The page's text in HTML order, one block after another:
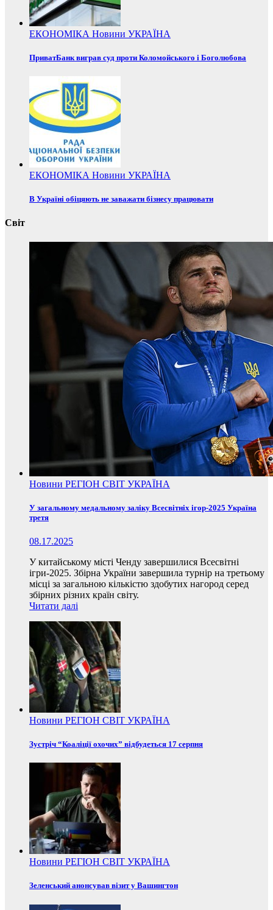
ЕКОНОМІКА Новини УКРАЇНА
ПриватБанк виграв суд проти Коломойського і Боголюбова
ЕКОНОМІКА Новини УКРАЇНА
В Україні обіцяють не заважати бізнесу працювати
Світ
Новини РЕГІОН СВІТ УКРАЇНА
У загальному медальному заліку Всесвітніх ігор-2025 Україна
третя
08.17.2025
У китайському місті Ченду завершилися Всесвітні
ігри-2025. Збірна України завершила турнір на третьому
місці за загальною кількістю здобутих нагород серед
збірних різних країн світу.
Читати далі
Новини РЕГІОН СВІТ УКРАЇНА
Зустріч “Коаліції охочих” відбудеться 17 серпня
Новини РЕГІОН СВІТ УКРАЇНА
Зеленський анонсував візит у Вашингтон